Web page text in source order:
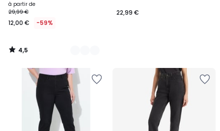
à partir de
29,99 €
12,00 € -59%
4,5
/
22,99 €